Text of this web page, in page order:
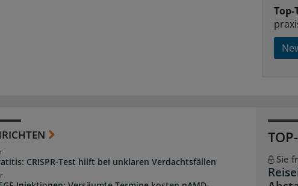
Top-
CRISPR-Test hilft bei unklaren Verdachtsfällen Sie